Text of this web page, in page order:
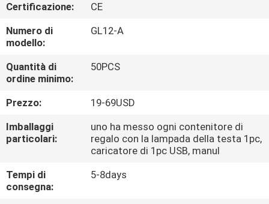
CONTROLLO
DI
QUALITÀ
CONTATTICI
RICHIEDA
CITAZIONE
Certificazione:
CE
Numero di
modello:
GL12-A
Quantità di
ordine minimo:
50PCS
Prezzo:
19-69USD
Imballaggi
particolari:
uno ha messo ogni contenitore di
regalo con la lampada della testa 1pc,
caricatore di 1pc USB, manul
Tempi di
consegna:
5-8days